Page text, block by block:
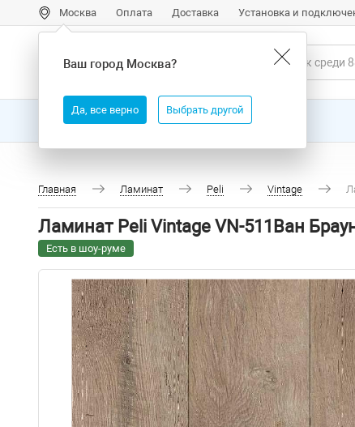
Ваш город Москва?
Да, все верно Выбрать другой
Москва Оплата Доставка Установка и
Все товары Бренды
Главная Ламинат Peli Vintage
Ламинат Peli Vintage VN-511Ван
Есть в шоу-руме